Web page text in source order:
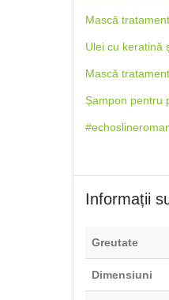
Mască
Ulei cu keratină
Mască
Șampon pentru
Informații
Greutate
Dimensiuni